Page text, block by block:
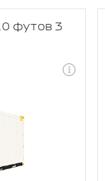
футов 3